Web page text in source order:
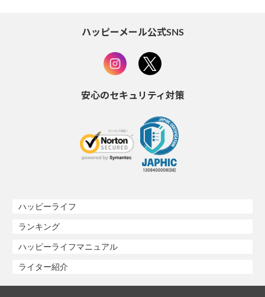
ハッピーメール公式SNS
安心のセキュリティ対策
ハッピーライフ
ランキング
ハッピーライフマニュアル
ライター紹介